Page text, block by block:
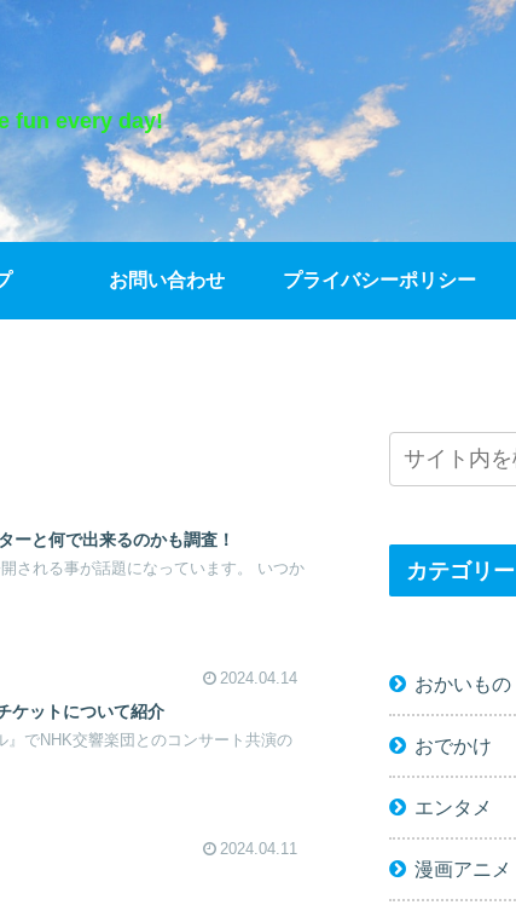
fun every day!
お問い合わせ プライバシーポリシー
ーと何で出来るのかも調査！
される事が話題になっています。 いつか
2024.04.14
ケットについて紹介
でNHK交響楽団とのコンサート共演の
2024.04.11
カテゴリー
おかいもの
おでかけ
エンタメ
漫画アニメ